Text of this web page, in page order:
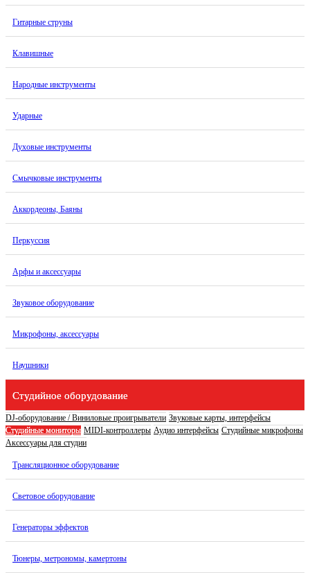
Гитарные струны
Клавишные
Народные инструменты
Ударные
Духовые инструменты
Смычковые инструменты
Аккордеоны, Баяны
Перкуссия
Арфы и аксессуары
Звуковое оборудование
Микрофоны, аксессуары
Наушники
Студийное оборудование
DJ-оборудование / Виниловые проигрыватели Звуковые карты, интерфейсы
Студийные мониторы MIDI-контроллеры Аудио интерфейсы Студийные микрофоны
Аксессуары для студии
Трансляционное оборудование
Световое оборудование
Генераторы эффектов
Тюнеры, метрономы, камертоны